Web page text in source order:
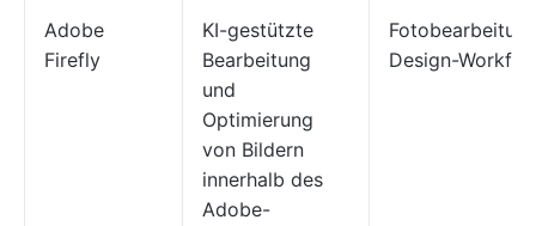
Adobe
Firefly
KI-gestützte
Bearbeitung
und
Optimierung
von Bildern
innerhalb des
Adobe-
Design-